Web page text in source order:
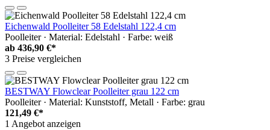
Eichenwald Poolleiter 58 Edelstahl 122,4 cm
Poolleiter · Material: Edelstahl · Farbe: weiß
ab 436,90 €*
3 Preise vergleichen
BESTWAY Flowclear Poolleiter grau 122 cm
Poolleiter · Material: Kunststoff, Metall · Farbe: grau
121,49 €*
1 Angebot anzeigen